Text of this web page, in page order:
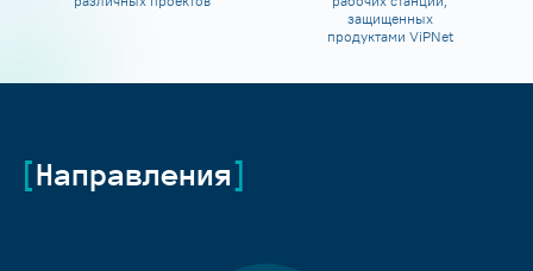
защищенных
продуктами ViPNet
Направления